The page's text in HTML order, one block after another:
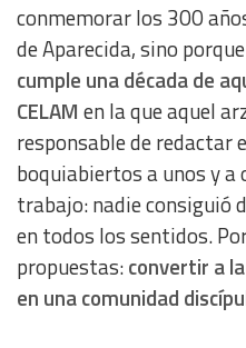
conmemorar los 300
de Aparecida, sino
cumple una década de
CELAM en la que aquel
responsable de redactar
boquiabiertos a unos y a
trabajo: nadie consiguió
en todos los sentidos.
propuestas:convertir a
en una comunidad